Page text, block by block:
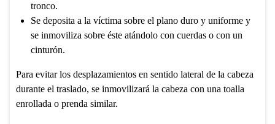
tronco.
Se deposita a la víctima sobre el plano duro y uniforme y
se inmoviliza sobre éste atándolo con cuerdas o con un
cinturón.
Para evitar los desplazamientos en sentido lateral de la cabeza
durante el traslado, se inmovilizará la cabeza con una toalla
enrollada o prenda similar.